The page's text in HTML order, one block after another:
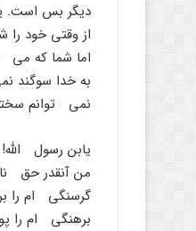
دیگر بس است.
از وقتی خود
اما شما که می
به خدا سوگند
نمی توانم
یابن رسول الله!
من آنقدر حق
گرسنگی ام را
برهنگی ام را